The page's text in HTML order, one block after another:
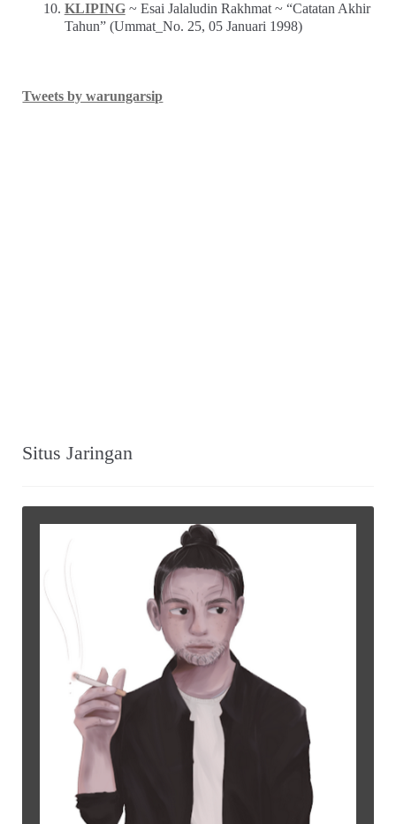
KLIPING~ Esai Jalaludin Rakhmat ~ “Catatan Akhir
Tahun” (Ummat_No. 25, 05 Januari 1998)
Tweets by warungarsip
Situs Jaringan